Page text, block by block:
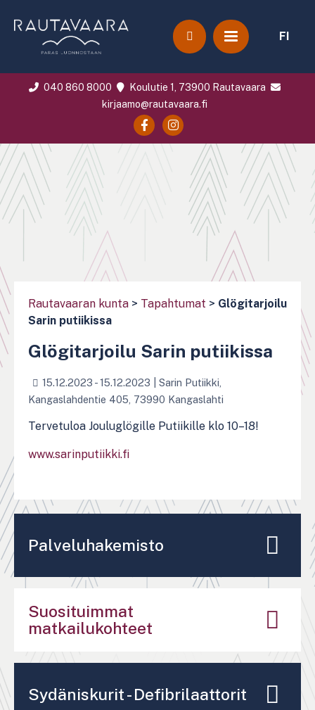
FI
040 860 8000
Koulutie 1, 73900 Rautavaara
kirjaamo@rautavaara.fi
Rautavaaran kunta > Tapahtumat > Glögitarjoilu
Sarin putiikissa
Glögitarjoilu Sarin putiikissa
15.12.2023 - 15.12.2023 |Sarin Putiikki,
Kangaslahdentie 405, 73990 Kangaslahti
Tervetuloa Jouluglögille Putiikille klo 10–18!
www.sarinputiikki.fi
Palveluhakemisto
Suosituimmat
matkailukohteet
Sydäniskurit - Defibrilaattorit